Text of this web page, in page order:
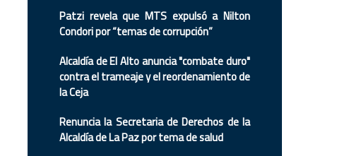
Patzi revela que MTS expulsó a Nilton
Condori por “temas de corrupción”
Alcaldía de El Alto anuncia "combate duro"
contra el trameaje y el reordenamiento de
la Ceja
Renuncia la Secretaria de Derechos de la
Alcaldía de La Paz por tema de salud